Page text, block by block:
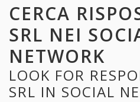
CERCA
SRL NEI
NETWORK
LOOK FOR
SRL IN SOCIAL